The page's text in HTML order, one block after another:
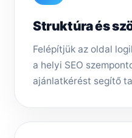
Struktúra és
Felépítjük az oldal
a helyi SEO
ajánlatkérést segítő